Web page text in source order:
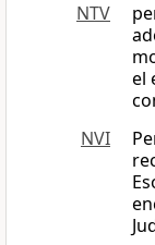
NTV
el
NVI